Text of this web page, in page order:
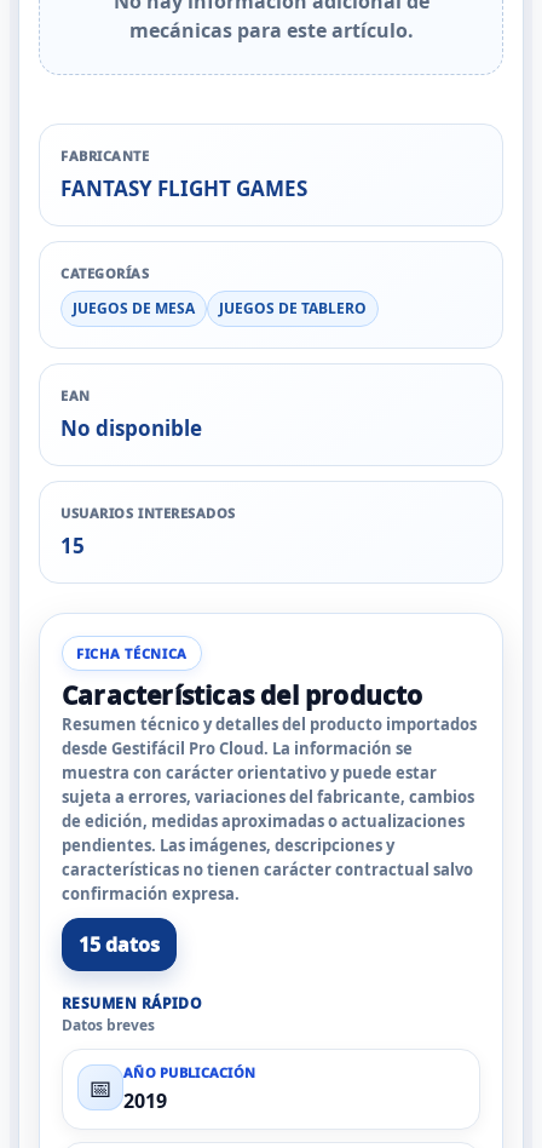
mecánicas para este artículo.
FABRICANTE
FANTASY FLIGHT GAMES
CATEGORÍAS
JUEGOS DE MESA JUEGOS DE TABLERO
EAN
No disponible
USUARIOS INTERESADOS
15
FICHA TÉCNICA
Características del producto
Resumen técnico y detalles del producto importados
desde Gestifácil Pro Cloud. La información se
muestra con carácter orientativo y puede estar
sujeta a errores, variaciones del fabricante, cambios
de edición, medidas aproximadas o actualizaciones
pendientes. Las imágenes, descripciones y
características no tienen carácter contractual salvo
confirmación expresa.
15 datos
RESUMEN RÁPIDO
Datos breves
📅 AÑO PUBLICACIÓN
2019